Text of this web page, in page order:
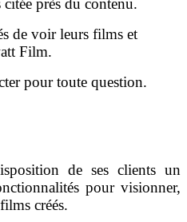
près du contenu.
de voir leurs films et
Film.
pour toute question.
de ses clients un
pour visionner,
créés.